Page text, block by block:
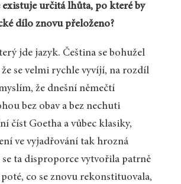
určitá lhůta, po které by
dílo znovu přeloženo?
jde jazyk. Čeština se bohužel
se velmi rychle vyvíjí, na rozdíl
že dnešní němečtí
bez obav a bez nechuti
číst Goetha a vůbec klasiky,
ve vyjadřování tak hrozná
se ta disproporce vytvořila patrně
co se znovu rekonstituovala,